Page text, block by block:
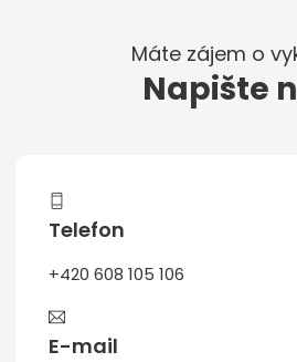
Máte zájem o
Napište
Telefon
+420 608 105 106
E-mail